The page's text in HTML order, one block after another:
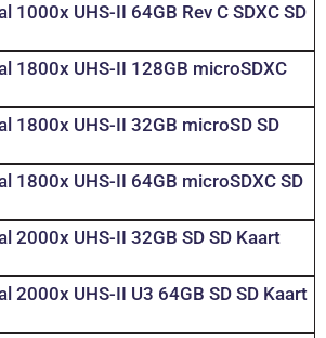
1000x UHS-II 64GB Rev C SDXC SD
1800x UHS-II 128GB microSDXC
1800x UHS-II 32GB microSD SD
1800x UHS-II 64GB microSDXC SD
2000x UHS-II 32GB SD SD Kaart
2000x UHS-II U3 64GB SD SD Kaart